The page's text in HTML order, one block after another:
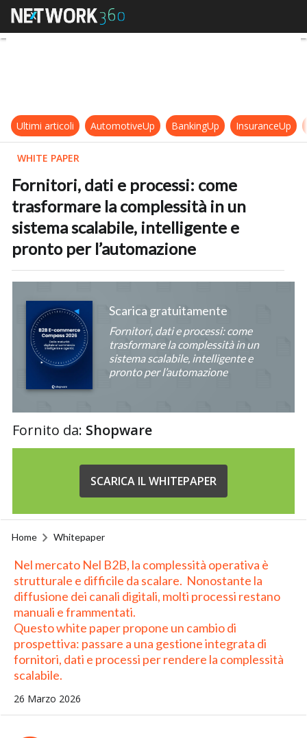
Fornitori, dati e processi: come
Ultimi articoli AutomotiveUp BankingUp InsuranceUp
WHITE PAPER
Fornitori, dati e processi: come
trasformare la complessità in un
sistema scalabile, intelligente e
pronto per l’automazione
Scarica gratuitamente
Fornitori, dati e processi: come
trasformare la complessità in un
sistema scalabile, intelligente e
pronto per l’automazione
Fornito da: Shopware
SCARICA IL WHITEPAPER
Home Whitepaper
Nel mercato Nel B2B, la complessità operativa è
strutturale e difficile da scalare. Nonostante la
diffusione dei canali digitali, molti processi restano
manuali e frammentati.
Questo white paper propone un cambio di
prospettiva: passare a una gestione integrata di
fornitori, dati e processi per rendere la complessità
scalabile.
26 Marzo 2026